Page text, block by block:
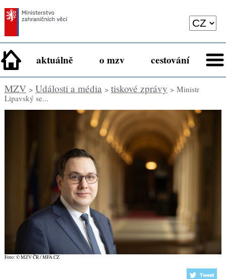
aktuálně o mzv cestování
MZV> Události a média> tiskové zprávy > Ministr
Lipavský se...
Foto: © MZV ČR / MFA CZ